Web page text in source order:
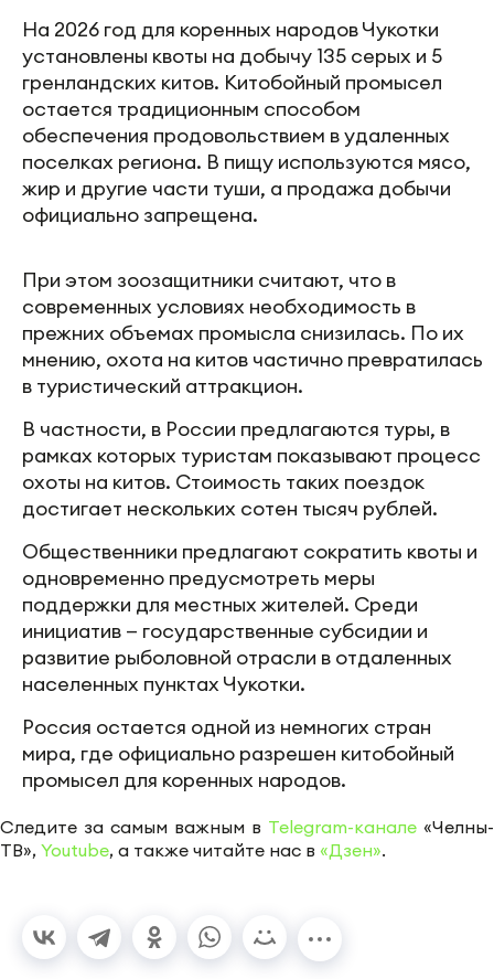
На 2026 год для коренных народов Чукотки
установлены квоты на добычу 135 серых и 5
гренландских китов. Китобойный промысел
остается традиционным способом
обеспечения продовольствием в удаленных
поселках региона. В пищу используются мясо,
жир и другие части туши, а продажа добычи
официально запрещена.
При этом зоозащитники считают, что в
современных условиях необходимость в
прежних объемах промысла снизилась. По их
мнению, охота на китов частично превратилась
в туристический аттракцион.
В частности, в России предлагаются туры, в
рамках которых туристам показывают процесс
охоты на китов. Стоимость таких поездок
достигает нескольких сотен тысяч рублей.
Общественники предлагают сократить квоты и
одновременно предусмотреть меры
поддержки для местных жителей. Среди
инициатив — государственные субсидии и
развитие рыболовной отрасли в отдаленных
населенных пунктах Чукотки.
Россия остается одной из немногих стран
мира, где официально разрешен китобойный
промысел для коренных народов.
Следите за самым важным в Telegram-канале «Челны-
ТВ», Youtube, а также читайте нас в «Дзен».